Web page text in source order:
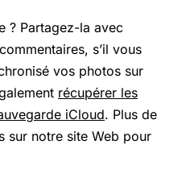
? Partagez-la avec
s’il vous
vos photos sur
récupérer les
iCloud. Plus de
sur notre site Web pour